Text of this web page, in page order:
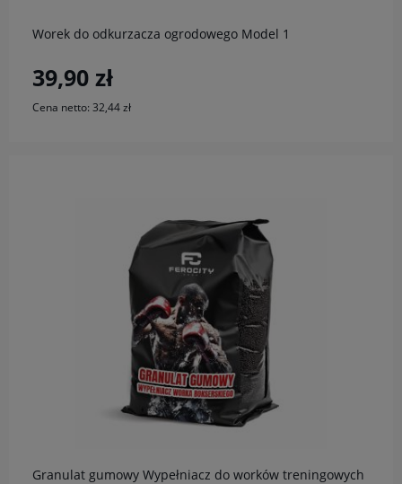
Worek do odkurzacza ogrodowego Model 1
39,90 zł
Cena netto: 32,44 zł
Granulat gumowy Wypełniacz do worków treningowych
do koszyka